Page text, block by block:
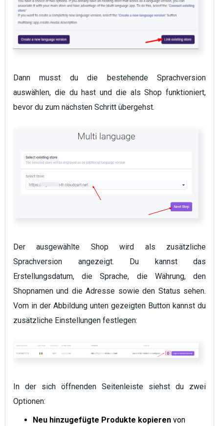
Dann musst du die bestehende Sprachversion
auswählen, die du hast und die als Shop funktioniert,
bevor du zum nächsten Schritt übergehst.
Der ausgewählte Shop wird als zusätzliche
Sprachversion angezeigt. Du kannst das
Erstellungsdatum, die Sprache, die Währung, den
Shopnamen und die Adresse sowie den Status sehen.
Vom in der Abbildung unten gezeigten Button kannst du
zusätzliche Einstellungen festlegen:
In der sich öffnenden Seitenleiste siehst du zwei
Optionen:
Neu hinzugefügte Produkte kopieren von